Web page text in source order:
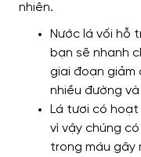
nhiên.
Nước lá vối hỗ
bạn sẽ nhanh
giai đoạn giảm
nhiều đường
Lá tươi có
vì vậy chúng
trong máu gây